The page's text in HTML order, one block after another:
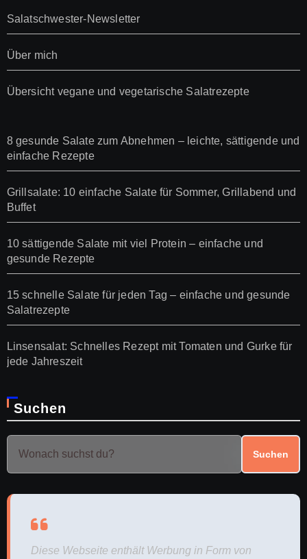
Salatschwester-Newsletter
Über mich
Übersicht vegane und vegetarische Salatrezepte
8 gesunde Salate zum Abnehmen – leichte, sättigende und
einfache Rezepte
Grillsalate: 10 einfache Salate für Sommer, Grillabend und
Buffet
10 sättigende Salate mit viel Protein – einfache und
gesunde Rezepte
15 schnelle Salate für jeden Tag – einfache und gesunde
Salatrezepte
Linsensalat: Schnelles Rezept mit Tomaten und Gurke für
jede Jahreszeit
Suchen
Suchen
Diese Webseite enthält Werbung in Form von